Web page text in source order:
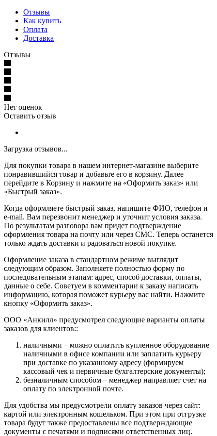
Отзывы
Как купить
Оплата
Доставка
Отзывы
Нет оценок
Оставить отзыв
Загрузка отзывов...
Для покупки товара в нашем интернет-магазине выберите
понравившийся товар и добавьте его в корзину. Далее
перейдите в Корзину и нажмите на «Оформить заказ» или
«Быстрый заказ».
Когда оформляете быстрый заказ, напишите ФИО, телефон и
e-mail. Вам перезвонит менеджер и уточнит условия заказа.
По результатам разговора вам придет подтверждение
оформления товара на почту или через СМС. Теперь останется
только ждать доставки и радоваться новой покупке.
Оформление заказа в стандартном режиме выглядит
следующим образом. Заполняете полностью форму по
последовательным этапам: адрес, способ доставки, оплаты,
данные о себе. Советуем в комментарии к заказу написать
информацию, которая поможет курьеру вас найти. Нажмите
кнопку «Оформить заказ».
ООО «Анкилл» предусмотрел следующие варианты оплаты
заказов для клиентов::
наличными – можно оплатить купленное оборудование
наличными в офисе компании или заплатить курьеру
при доставке по указанному адресу (формируем
кассовый чек и первичные бухгалтерские документы);
безналичным способом – менеджер направляет счет на
оплату по электронной почте.
Для удобства мы предусмотрели оплату заказов через сайт:
картой или электронным кошельком. При этом при отгрузке
товара будут также предоставлены все подтверждающие
документы с печатями и подписями ответственных лиц.